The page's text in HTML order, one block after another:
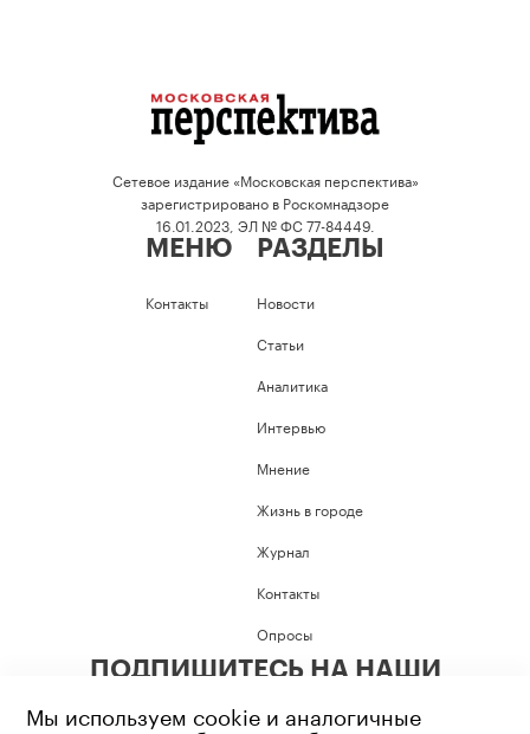
Сетевое издание «Московская перспектива»
зарегистрировано в Роскомнадзоре
16.01.2023, ЭЛ № ФС 77-84449.
МЕНЮ
Контакты
РАЗДЕЛЫ
Новости
Статьи
Аналитика
Интервью
Мнение
Жизнь в городе
Журнал
Контакты
Опросы
ПОДПИШИТЕСЬ НА НАШИ
Мы используем cookie и аналогичные